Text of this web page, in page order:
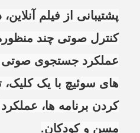
پشتیبانی از فیلم
کنترل صوتی چند
عملکرد جستجوی صوتی
های سوئیچ با یک کلیک،
کردن برنامه ها،
مسن و کودکان.